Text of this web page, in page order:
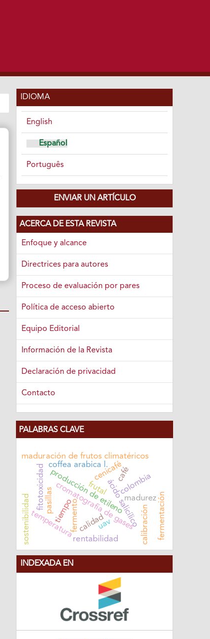
IDIOMA
English
Español
Português
ENVIAR UN ARTÍCULO
ACERCA DE ESTA REVISTA
Enfoque y alcance
Directrices para autores
Proceso de evaluación por pares
Política de acceso abierto
Equipo Editorial
Información de la Revista
Declaración de privacidad
Contacto
PALABRAS CLAVE
ácido salicílico
café
cenicafé
cromatografía de gases
maduración de frutos climatéricos
producción de etileno
frutal
madurez
calidad fermentación
fermento
tiempo
temperatura
coffea arabica l.
fitotoxicidad
sostenibilidad
colombia
rentabilidad
pasillas
calibración
uav
INDEXADA EN